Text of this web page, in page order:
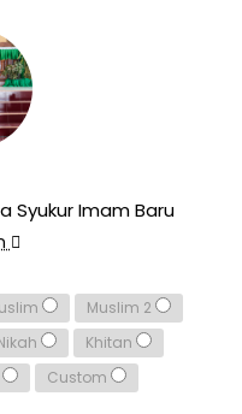
Syukur Imam Baru
Muslim 2
Khitan
Custom